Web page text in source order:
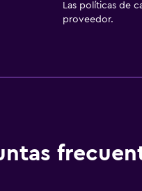
Las políticas de
proveedor.